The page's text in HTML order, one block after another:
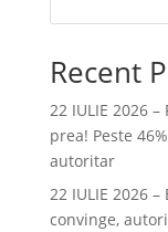
Recent
22 IULIE 2026 –
prea! Peste
autoritar
22 IULIE 2026
convinge,